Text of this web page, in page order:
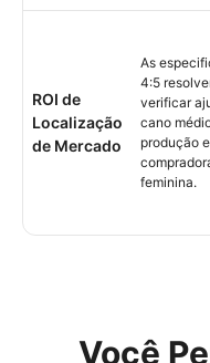
ROI de
Localização
de Mercado
As
4:5
verificar
cano
produção
feminina.
Você